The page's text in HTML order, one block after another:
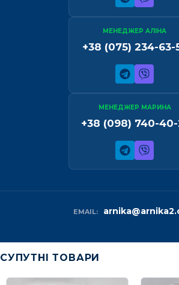
МЕНЕДЖЕР АЛІНА
+38 (075) 234-63-
МЕНЕДЖЕР МАРИНА
+38 (098) 740-40-
EMAIL:
СУПУТНІ ТОВАРИ